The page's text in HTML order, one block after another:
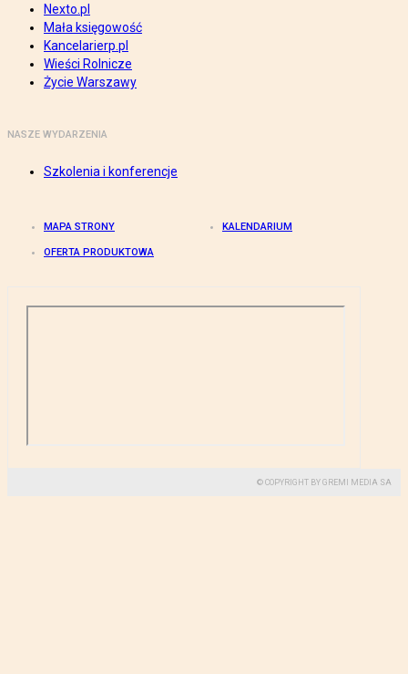
Nexto.pl
Mała księgowość
Kancelarierp.pl
Wieści Rolnicze
Życie Warszawy
NASZE WYDARZENIA
Szkolenia i konferencje
MAPA STRONY KALENDARIUM
OFERTA PRODUKTOWA
© COPYRIGHT BY GREMI MEDIA SA